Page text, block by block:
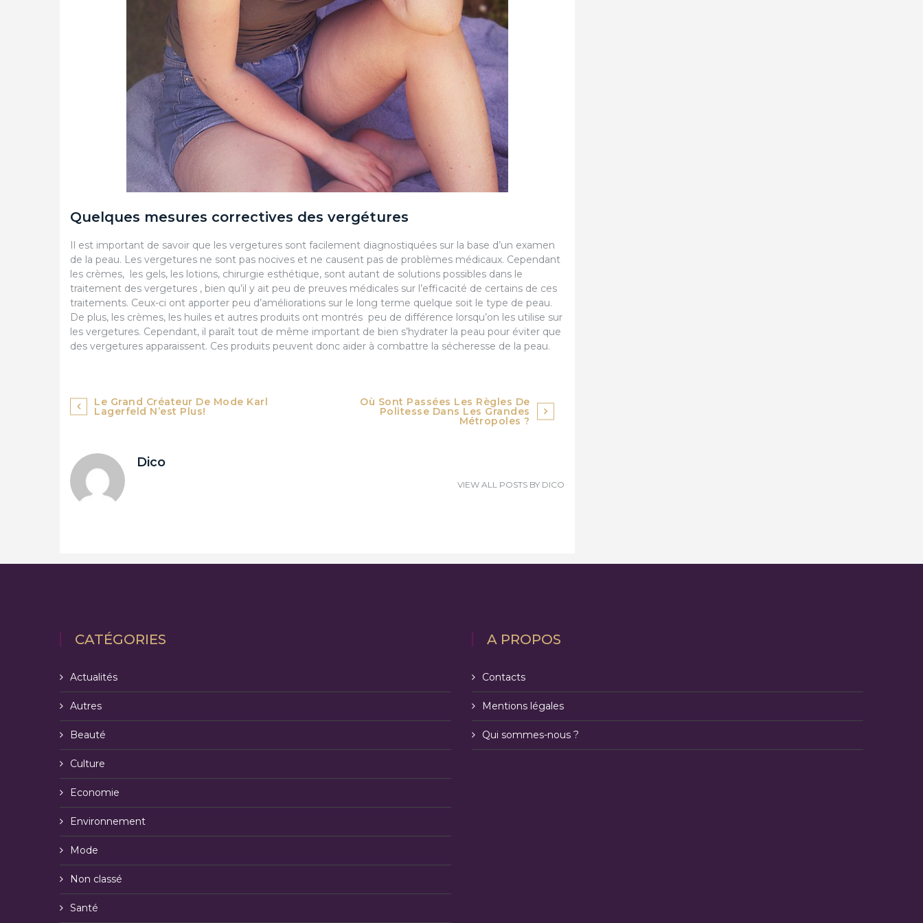
Quelques mesures correctives des vergétures
Il est important de savoir que les vergetures sont facilement diagnostiquées sur la base d’un examen
de la peau. Les vergetures ne sont pas nocives et ne causent pas de problèmes médicaux. Cependant
les crèmes, les gels, les lotions, chirurgie esthétique, sont autant de solutions possibles dans le
traitement des vergetures , bien qu’il y ait peu de preuves médicales sur l’efficacité de certains de ces
traitements. Ceux-ci ont apporter peu d’améliorations sur le long terme quelque soit le type de peau.
De plus, les crèmes, les huiles et autres produits ont montrés peu de différence lorsqu’on les utilise sur
les vergetures. Cependant, il paraît tout de même important de bien s’hydrater la peau pour éviter que
des vergetures apparaissent. Ces produits peuvent donc aider à combattre la sécheresse de la peau.
Navigation
Le Grand Créateur De Mode Karl
Lagerfeld N’est Plus!
Où Sont Passées Les Règles De
Politesse Dans Les Grandes
Métropoles ?
Dico
VIEW ALL POSTS BY DICO
CATÉGORIES
Actualités
Autres
Beauté
Culture
Economie
Environnement
Mode
Non classé
Santé
A PROPOS
Contacts
Mentions légales
Qui sommes-nous ?